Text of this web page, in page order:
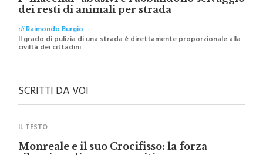
I “macellai” abusivi e l’abbandono selvaggio
dei resti di animali per strada
diRaimondo Burgio
SCRITTI DA VOI
IL TESTO